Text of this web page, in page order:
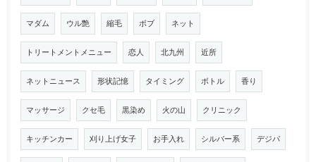
マダム ウル艶 縮毛 ボブ ネット
トリートメントメニュー 恋人 北九州 近所
ネットニュース 形状記憶 タイミング ボトル 香り
マッサージ クセ毛 黒染め 火の山 クリニック
キッチンカー 刈り上げ女子 お手入れ シルバー系 デジパ